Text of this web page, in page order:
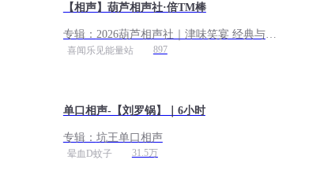
【相声】葫芦相声社·倍TM棒
专辑： 2026葫芦相声社｜津味笑宴 经典与新
潮齐飞丨免费
喜闻乐见能量站 897
单口相声-【刘罗锅】｜6小时
专辑： 坑王单口相声
晕血D蚊子 31.5万